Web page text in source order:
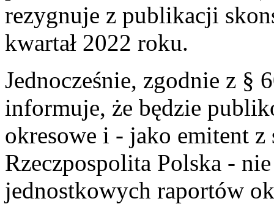
rezygnuje z publikacji
kwartał 2022 roku.
Jednocześnie, zgodnie z §
informuje, że będzie
okresowe i - jako emitent
Rzeczpospolita Polska -
jednostkowych raportów